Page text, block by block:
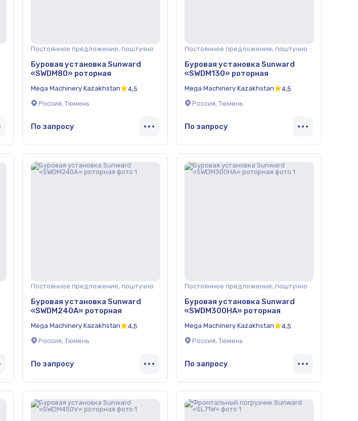
Постоянное предложение, поштучно
Буровая установка Sunward
«SWDM80» роторная
Mega Machinery Kazakhstan
4,5
Россия, Тюмень
По запросу
Постоянное предложение, поштучно
Буровая установка Sunward
«SWDM130» роторная
Mega Machinery Kazakhstan
4,5
Россия, Тюмень
По запросу
Постоянное предложение, поштучно
Буровая установка Sunward
«SWDM240А» роторная
Mega Machinery Kazakhstan
4,5
Россия, Тюмень
По запросу
Постоянное предложение, поштучно
Буровая установка Sunward
«SWDM300НА» роторная
Mega Machinery Kazakhstan
4,5
Россия, Тюмень
По запросу